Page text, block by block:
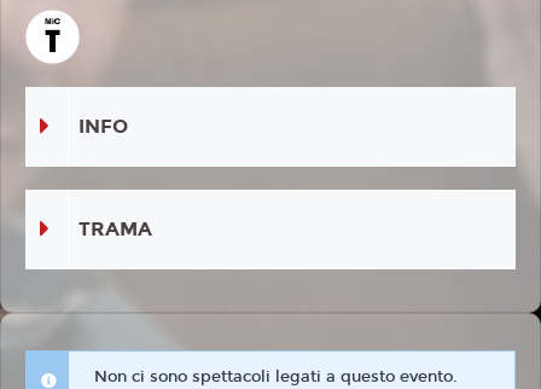
INFO
TRAMA
Non ci sono spettacoli legati a questo evento.